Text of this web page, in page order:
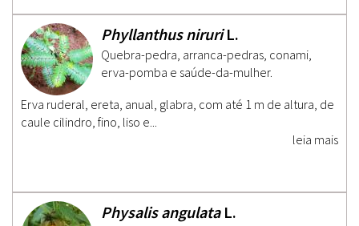
Phyllanthus niruriL.
Quebra-pedra, arranca-pedras, conami,
erva-pomba e saúde-da-mulher.
Erva ruderal, ereta, anual, glabra, com até 1 m de altura, de
caule cilindro, fino, liso e...
leia mais
Physalis angulata L.